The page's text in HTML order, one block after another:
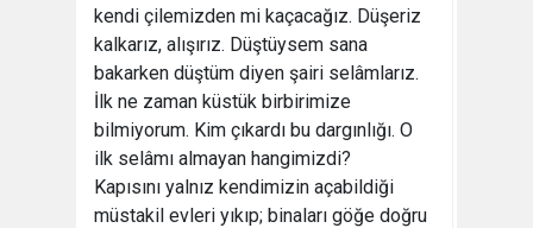
kendi çilemizden mi kaçacağız. Düşeriz
kalkarız, alışırız. Düştüysem sana
bakarken düştüm diyen şairi selâmlarız.
İlk ne zaman küstük birbirimize
bilmiyorum. Kim çıkardı bu dargınlığı. O
ilk selâmı almayan hangimizdi?
Kapısını yalnız kendimizin açabildiği
müstakil evleri yıkıp; binaları göğe doğru